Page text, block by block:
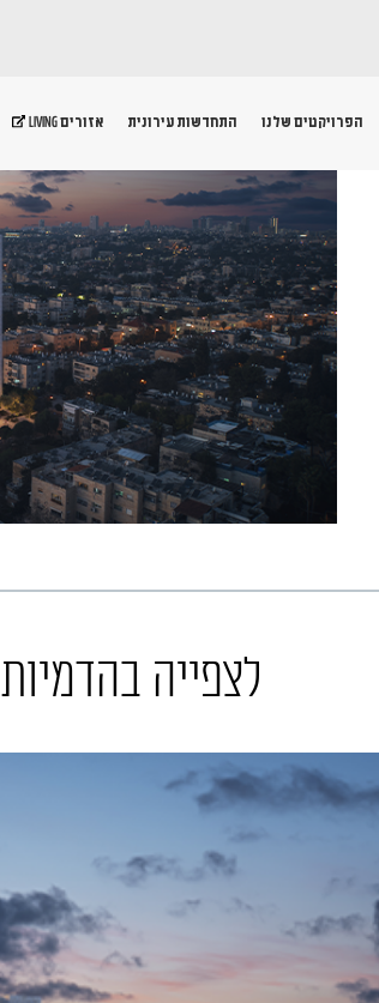
הפרויקטים שלנו התחדשות עירונית אזורים LIVING
לצפייה בהדמיות